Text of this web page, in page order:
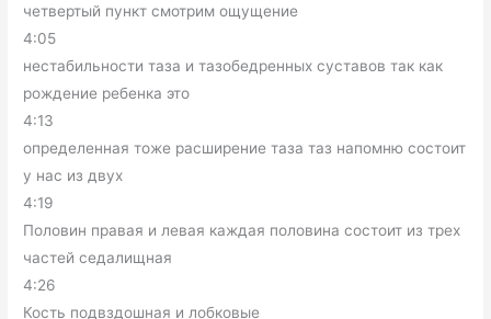
четвертый пункт смотрим ощущение
4:05
нестабильности таза и тазобедренных суставов так как
рождение ребенка это
4:13
определенная тоже расширение таза таз напомню состоит
у нас из двух
4:19
Половин правая и левая каждая половина состоит из трех
частей седалищная
4:26
Кость подвздошная и лобковые